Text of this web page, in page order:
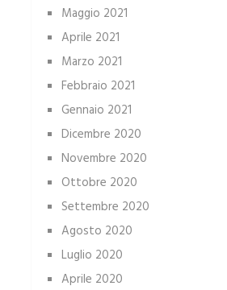
Maggio 2021
Aprile 2021
Marzo 2021
Febbraio 2021
Gennaio 2021
Dicembre 2020
Novembre 2020
Ottobre 2020
Settembre 2020
Agosto 2020
Luglio 2020
Aprile 2020